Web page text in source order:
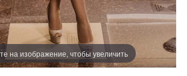
на изображение, чтобы увеличить